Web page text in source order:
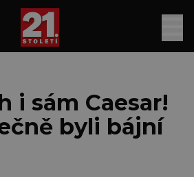
i sám Caesar!
byli bájní